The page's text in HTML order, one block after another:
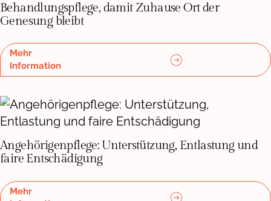
Behandlungspflege, damit Zuhause Ort der
Genesung bleibt
Mehr
Information
Angehörigenpflege: Unterstützung, Entlastung und
faire Entschädigung
Mehr